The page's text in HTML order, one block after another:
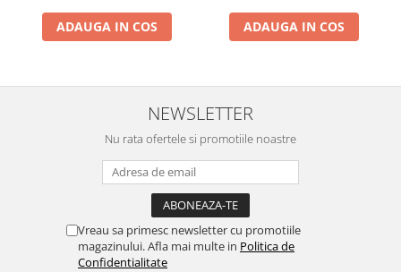
ADAUGA IN COS ADAUGA IN COS
NEWSLETTER
Nu rata ofertele si promotiile noastre
Vreau sa primesc newsletter cu promotiile
magazinului. Afla mai multe in Politica de
Confidentialitate